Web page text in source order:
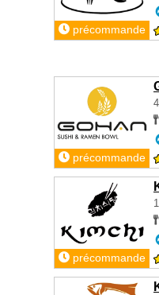
précommande
précommande
précommande